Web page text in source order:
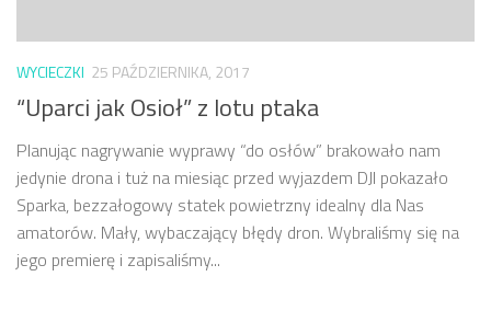
WYCIECZKI 25 PAŹDZIERNIKA, 2017
“Uparci jak Osioł” z lotu ptaka
Planując nagrywanie wyprawy “do osłów” brakowało nam
jedynie drona i tuż na miesiąc przed wyjazdem DJI pokazało
Sparka, bezzałogowy statek powietrzny idealny dla Nas
amatorów. Mały, wybaczający błędy dron. Wybraliśmy się na
jego premierę i zapisaliśmy...